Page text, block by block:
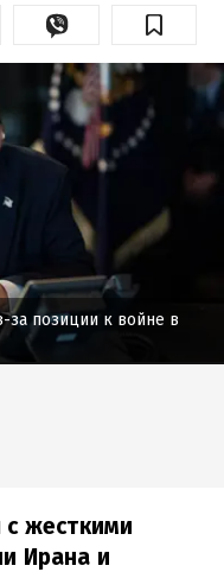
за позиции к войне в
жесткими
Ирана и